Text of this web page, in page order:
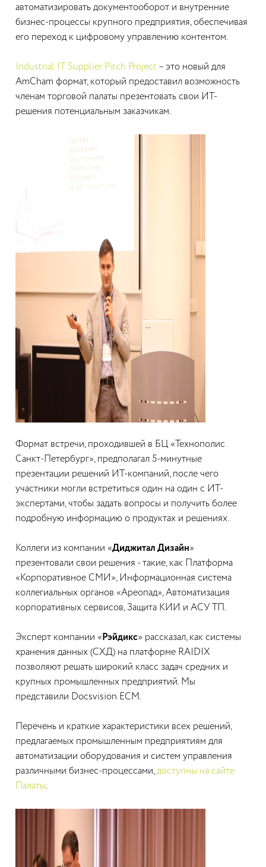
автоматизировать документооборот и внутренние
бизнес-процессы крупного предприятия, обеспечивая
его переход к цифровому управлению контентом.
Industrial IT Supplier Pitch Project – это новый для
AmCham формат, который предоставил возможность
членам торговой палаты презентовать свои ИТ-
решения потенциальным заказчикам.
Формат встречи, проходившей в БЦ «Технополис
Санкт-Петербург», предполагал 5-минутные
презентации решений ИТ-компаний, после чего
участники могли встретиться один на один с ИТ-
экспертами, чтобы задать вопросы и получить более
подробную информацию о продуктах и решениях.
Коллеги из компании «Диджитал Дизайн»
презентовали свои решения - такие, как Платформа
«Корпоративное СМИ», Информационная система
коллегиальных органов «Ареопад», Автоматизация
корпоративных сервисов, Защита КИИ и АСУ ТП.
Эксперт компании « Рэйдикс» рассказал, как системы
хранения данных (СХД) на платформе RAIDIX
позволяют решать широкий класс задач средних и
крупных промышленных предприятий. Мы
представили Docsvision ECM.
Перечень и краткие характеристики всех решений,
предлагаемых промышленным предприятиям для
автоматизации оборудования и систем управления
различными бизнес-процессами,доступны на сайте
Палаты.